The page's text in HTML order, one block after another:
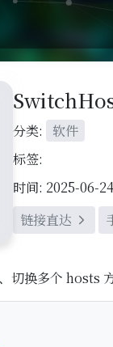
分类:
软件
标签:
时间: 2025-06-24
链接直达
换多个 hosts